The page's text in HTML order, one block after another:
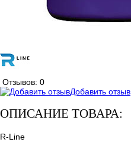
Отзывов: 0
Добавить отзыв
ОПИСАНИЕ ТОВАРА:
R-Line